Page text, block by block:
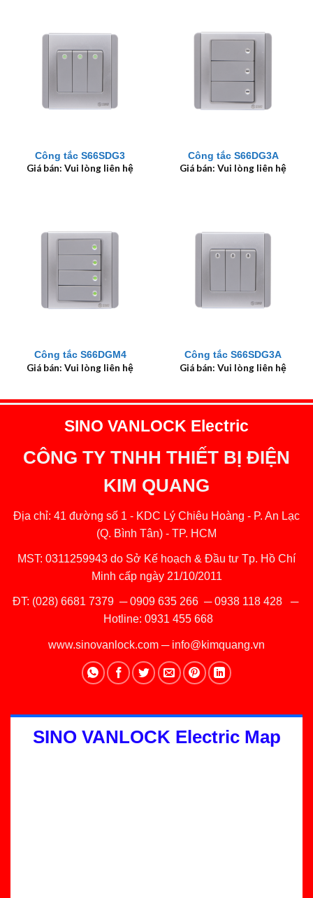
Công tắc S66SDG3
Giá bán: Vui lòng liên hệ
Công tắc S66DG3A
Giá bán: Vui lòng liên hệ
Công tắc S66DGM4
Giá bán: Vui lòng liên hệ
Công tắc S66SDG3A
Giá bán: Vui lòng liên hệ
SINO VANLOCK Electric
CÔNG TY TNHH THIẾT BỊ ĐIỆN
KIM QUANG
Địa chỉ: 41 đường số 1 - KDC Lý Chiêu Hoàng - P. An Lạc
(Q. Bình Tân) - TP. HCM
MST: 0311259943 do Sở Kế hoạch & Đầu tư Tp. Hồ Chí
Minh cấp ngày 21/10/2011
ĐT: (028) 6681 7379 ─0909 635 266─0938 118 428─
Hotline: 0931 455 668
www.sinovanlock.com ─ info@kimquang.vn
SINO VANLOCK Electric Map